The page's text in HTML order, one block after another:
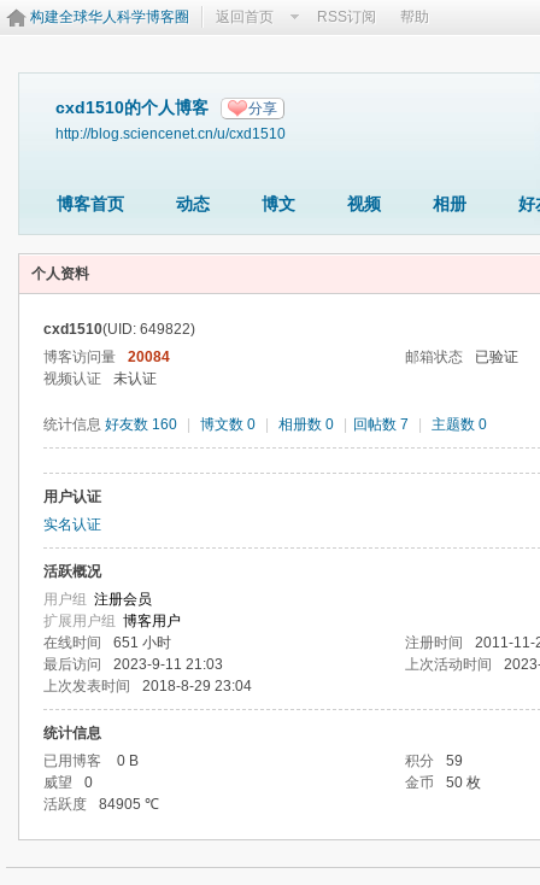
构建全球华人科学博客圈 返回首页 RSS订阅 帮助
cxd1510的个人博客 分享
http://blog.sciencenet.cn/u/cxd1510
博客首页 动态 博文 视频 相册 好
个人资料
cxd1510(UID: 649822)
博客访问量
20084 邮箱状态
已验证
视频认证
未认证
统计信息 好友数 160 博文数 0 相册数 0 回帖数 7 主题数 0
用户认证
实名认证
活跃概况
用户组 注册会员
扩展用户组 博客用户
在线时间
651 小时 注册时间
2011-11-
最后访问
2023-9-11 21:03 上次活动时间
上次发表时间
2018-8-29 23:04
统计信息
已用博客
0 B 积分
59
威望
0 金币
50 枚
活跃度
84905 ℃